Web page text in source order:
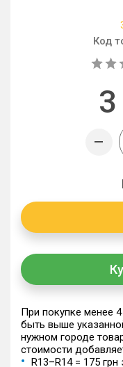
Код
При покупке менее
быть выше
нужном городе
стоимости
R13–R14 = 175